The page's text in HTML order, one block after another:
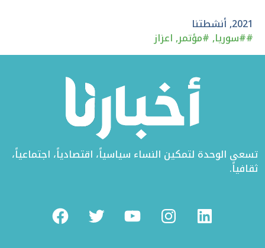
تويترالفيسبوك
إن
2021
,أنشطتنا
##سوريا,#مؤتمر,اعزاز
تسعى الوحدة لتمكين النساء سياسياً، اقتصادياً، اجتماعياً،
ثقافياً.
FacebookTwitterYoutubeInstagramLinkedin